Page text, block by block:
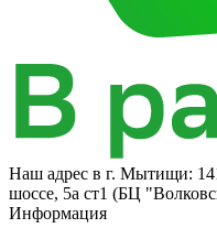
Наш адрес в г. Мытищи:
шоссе, 5а ст1 (БЦ
Информация